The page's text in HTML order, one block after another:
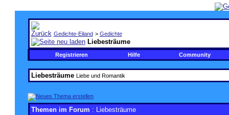
Gedichte-Eiland > Gedichte
Liebesträume
Registrieren Hilfe Community
Liebesträume Liebe und Romantik
Themen im Forum : Liebesträume